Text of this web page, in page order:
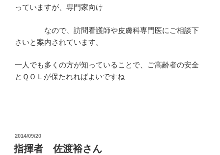
っていますが、専門家向け
なので、訪問看護師や皮膚科専門医にご相談下
さいと案内されています。
一人でも多くの方が知っていることで、ご高齢者の安全
とＱＯＬが保たれればよいですね
投
稿
日:
2014/09/20
指揮者 佐渡裕さん